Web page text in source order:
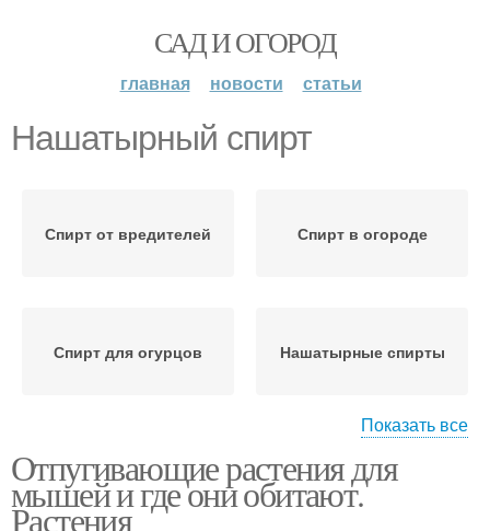
САД И ОГОРОД
главная новости статьи
Нашатырный спирт
Спирт от вредителей Спирт в огороде
Спирт для огурцов Нашатырные спирты
деревьев
Спирт для растений
Показать все
Отпугивающие растения для
мышей и где они обитают.
Растения